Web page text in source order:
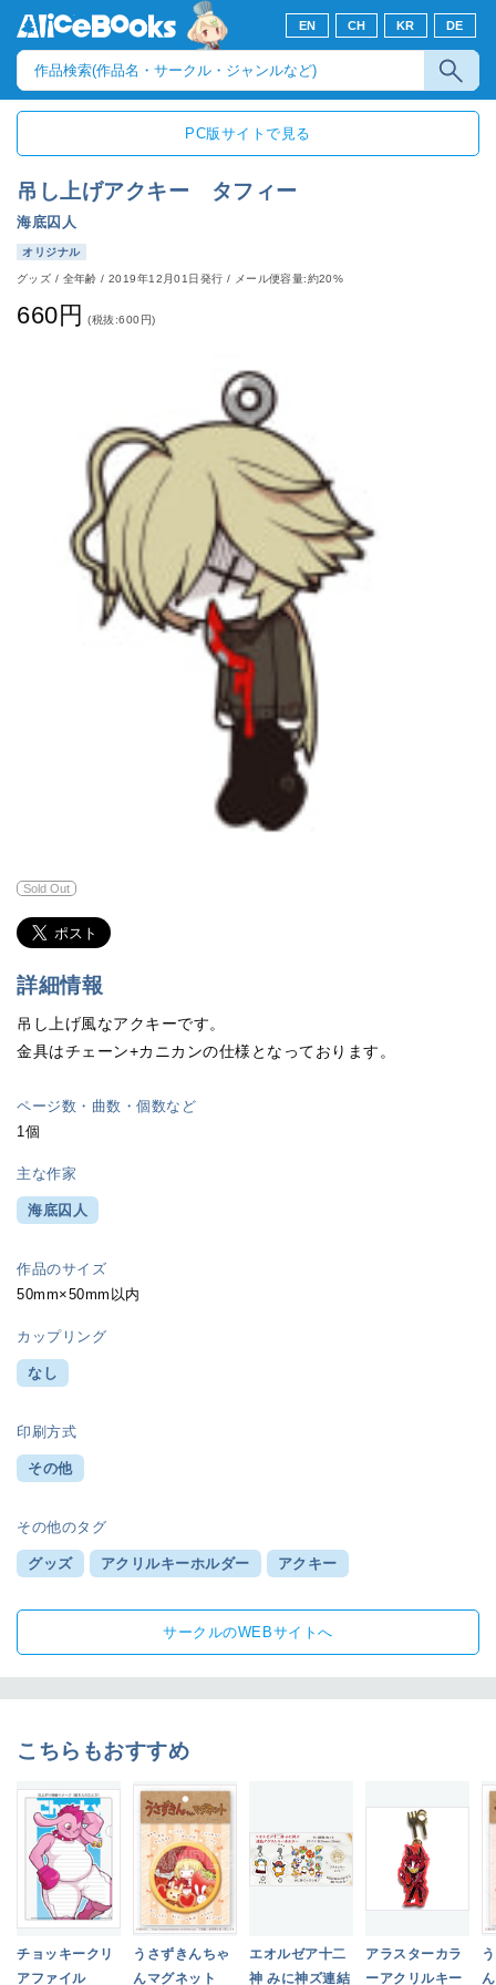
EN CH KR DE
PC版サイトで見る
吊し上げアクキー タフィー
海底囚人
オリジナル
グッズ / 全年齢/2019年12月01日発行 / メール便容量:約20%
660円 (税抜:600円)
Sold Out
詳細情報
吊し上げ風なアクキーです。
金具はチェーン+カニカンの仕様となっております。
ページ数・曲数・個数など
1個
主な作家
海底囚人
作品のサイズ
50mm×50mm以内
カップリング
なし
印刷方式
その他
その他のタグ
グッズ アクリルキーホルダー アクキー
サークルのWEBサイトへ
こちらもおすすめ
チョッキークリ
アファイル
うさずきんちゃ
んマグネット
エオルゼア十二
神 みに神ズ連結
アラスターカラ
ーアクリルキー